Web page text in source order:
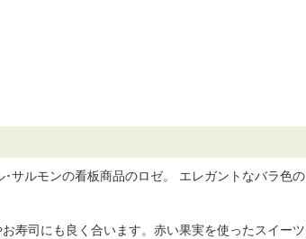
ルモンの看板商品のロゼ。 エレガントなバラ色
寿司にも良く合います。赤い果実を使ったスイー